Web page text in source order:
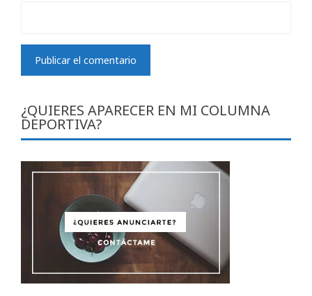
¿QUIERES APARECER EN MI COLUMNA
DEPORTIVA?